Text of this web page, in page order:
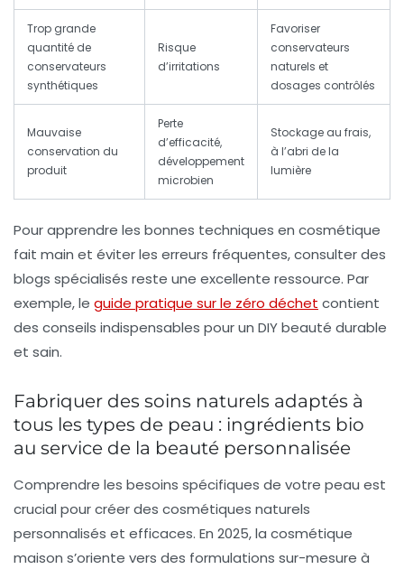
Trop grande
quantité de
conservateurs
synthétiques
Risque
d’irritations
Favoriser
conservateurs
naturels et
dosages contrôlés
Mauvaise
conservation du
produit
Perte
d’efficacité,
développement
microbien
Stockage au frais,
à l’abri de la
lumière
Pour apprendre les bonnes techniques en cosmétique
fait main et éviter les erreurs fréquentes, consulter des
blogs spécialisés reste une excellente ressource. Par
exemple, le guide pratique sur le zéro déchet contient
des conseils indispensables pour un DIY beauté durable
et sain.
Fabriquer des soins naturels adaptés à
tous les types de peau : ingrédients bio
au service de la beauté personnalisée
Comprendre les besoins spécifiques de votre peau est
crucial pour créer des cosmétiques naturels
personnalisés et efficaces. En 2025, la cosmétique
maison s’oriente vers des formulations sur-mesure à